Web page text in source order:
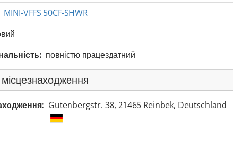
MINI-VFFS 50CF-SHWR
повністю працездатний
Gutenbergstr. 38, 21465 Reinbek, Deutschland